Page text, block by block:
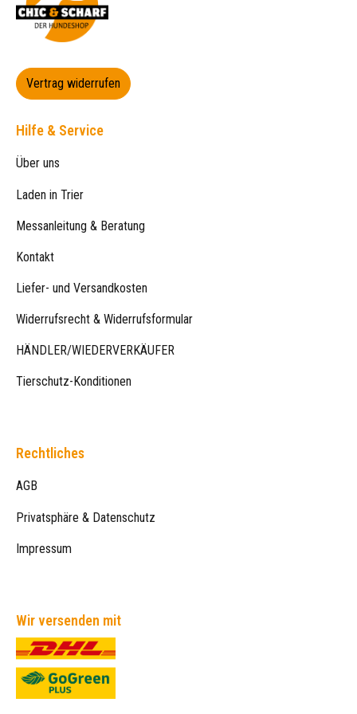
Vertrag widerrufen
Hilfe & Service
Über uns
Laden in Trier
Messanleitung & Beratung
Kontakt
Liefer- und Versandkosten
Widerrufsrecht & Widerrufsformular
HÄNDLER/WIEDERVERKÄUFER
Tierschutz-Konditionen
Rechtliches
AGB
Privatsphäre & Datenschutz
Impressum
Wir versenden mit